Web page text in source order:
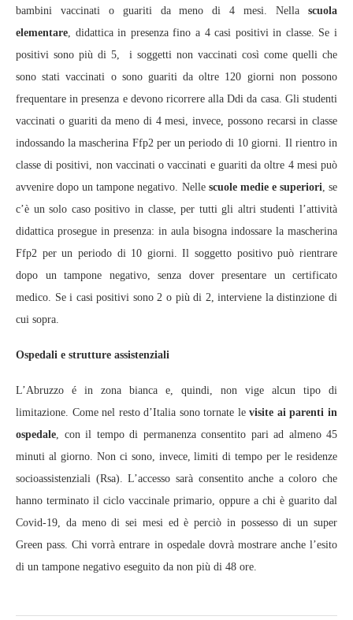
bambini vaccinati o guariti da meno di 4 mesi. Nella scuola
elementare , didattica in presenza fino a 4 casi positivi in classe. Se i
positivi sono più di 5, i soggetti non vaccinati così come quelli che
sono stati vaccinati o sono guariti da oltre 120 giorni non possono
frequentare in presenza e devono ricorrere alla Ddi da casa. Gli studenti
vaccinati o guariti da meno di 4 mesi, invece, possono recarsi in classe
indossando la mascherina Ffp2 per un periodo di 10 giorni. Il rientro in
classe di positivi, non vaccinati o vaccinati e guariti da oltre 4 mesi può
avvenire dopo un tampone negativo. Nelle scuole medie e superiori , se
c’è un solo caso positivo in classe, per tutti gli altri studenti l’attività
didattica prosegue in presenza: in aula bisogna indossare la mascherina
Ffp2 per un periodo di 10 giorni. Il soggetto positivo può rientrare
dopo un tampone negativo, senza dover presentare un certificato
medico. Se i casi positivi sono 2 o più di 2, interviene la distinzione di
cui sopra.
Ospedali e strutture assistenziali
L’Abruzzo é in zona bianca e, quindi, non vige alcun tipo di
limitazione. Come nel resto d’Italia sono tornate levisite ai parenti in
ospedale , con il tempo di permanenza consentito pari ad almeno 45
minuti al giorno. Non ci sono, invece, limiti di tempo per le residenze
socioassistenziali (Rsa). L’accesso sarà consentito anche a coloro che
hanno terminato il ciclo vaccinale primario, oppure a chi è guarito dal
Covid-19, da meno di sei mesi ed è perciò in possesso di un super
Green pass. Chi vorrà entrare in ospedale dovrà mostrare anche l’esito
di un tampone negativo eseguito da non più di 48 ore.